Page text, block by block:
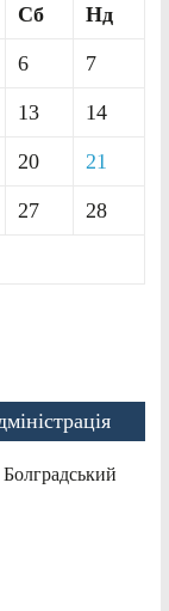
Сб Нд
6 7
13 14
20 21
27 28